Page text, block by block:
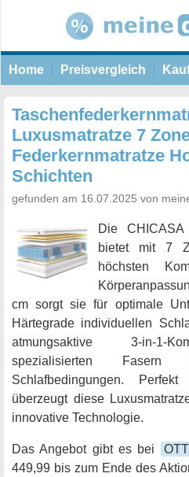
Home Preisvergleich
Luxusmatratze 7
Federkernmatratze
Schichten
gefunden am 16.07.2025 von
Die CHICASA
bietet mit 7
höchsten
cm sorgt sie für optimale
Härtegrade individuellen
atmungsaktive 3-in-1-
spezialisierten Fasern
Schlafbedingungen.
überzeugt diese
innovative Technologie.
Das Angebot gibt es bei
449,99 bis zum Ende des